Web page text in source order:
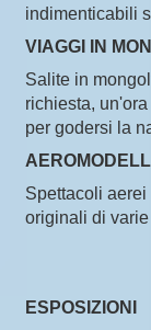
indimenticabili
VIAGGI IN
Salite in
richiesta,
per godersi la
AEROMODELLI
Spettacoli
originali di
ESPOSIZIONI